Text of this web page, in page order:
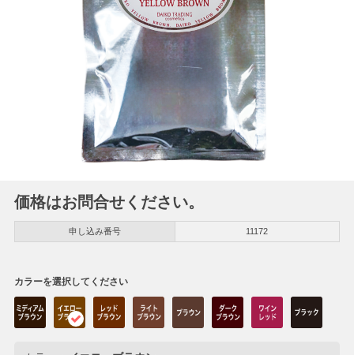
価格はお問合せください。
申し込み番号 11172
カラーを選択してください